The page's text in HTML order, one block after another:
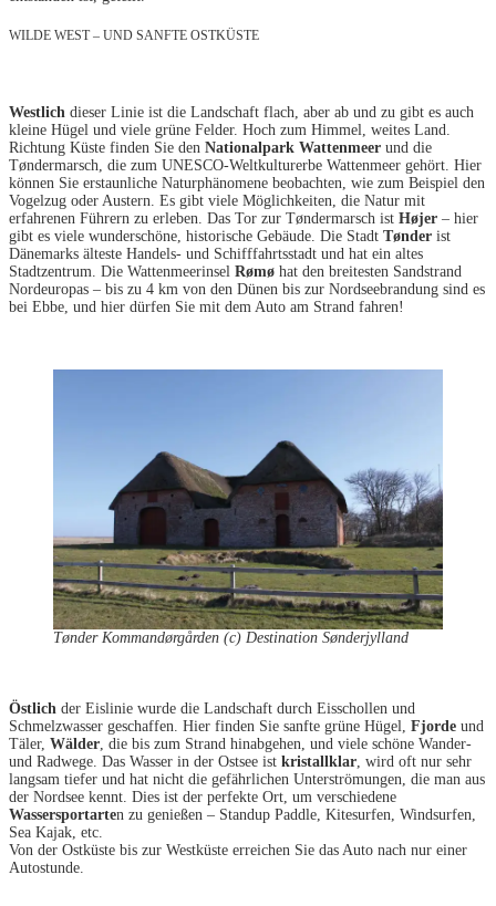
WILDE WEST – UND SANFTE OSTKÜSTE
Westlich dieser Linie ist die Landschaft flach, aber ab und zu gibt es auch
kleine Hügel und viele grüne Felder. Hoch zum Himmel, weites Land.
Richtung Küste finden Sie den Nationalpark Wattenmeer und die
Tøndermarsch, die zum UNESCO-Weltkulturerbe Wattenmeer gehört. Hier
können Sie erstaunliche Naturphänomene beobachten, wie zum Beispiel den
Vogelzug oder Austern. Es gibt viele Möglichkeiten, die Natur mit
erfahrenen Führern zu erleben. Das Tor zur Tøndermarsch ist Højer – hier
gibt es viele wunderschöne, historische Gebäude. Die Stadt Tønder ist
Dänemarks älteste Handels- und Schifffahrtsstadt und hat ein altes
Stadtzentrum. Die Wattenmeerinsel Rømø hat den breitesten Sandstrand
Nordeuropas – bis zu 4 km von den Dünen bis zur Nordseebrandung sind es
bei Ebbe, und hier dürfen Sie mit dem Auto am Strand fahren!
Tønder Kommandørgården (c) Destination Sønderjylland
Östlich der Eislinie wurde die Landschaft durch Eisschollen und
Schmelzwasser geschaffen. Hier finden Sie sanfte grüne Hügel, Fjorde und
Täler, Wälder, die bis zum Strand hinabgehen, und viele schöne Wander-
und Radwege. Das Wasser in der Ostsee ist kristallklar, wird oft nur sehr
langsam tiefer und hat nicht die gefährlichen Unterströmungen, die man aus
der Nordsee kennt. Dies ist der perfekte Ort, um verschiedene
Wassersportarten zu genießen – Standup Paddle, Kitesurfen, Windsurfen,
Sea Kajak, etc.
Von der Ostküste bis zur Westküste erreichen Sie das Auto nach nur einer
Autostunde.